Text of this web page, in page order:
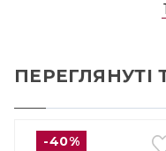
1
ПЕРЕГЛЯНУТІ
-40%